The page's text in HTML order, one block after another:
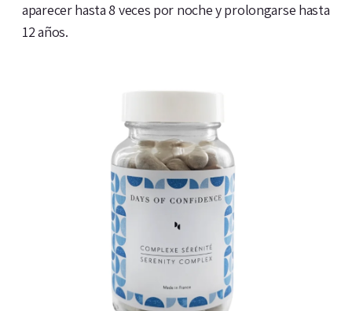
aparecer hasta 8 veces por noche y prolongarse hasta
12 años.